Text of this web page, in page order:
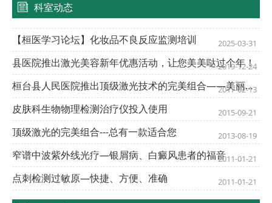
科室动态
【桓医学习论坛】化妆品不良反应监测培训 2025-03-31
县医院推出激光美容新年优惠活动，让您美美哒过个年！
2019-12-24
桓台县人民医院推出顶级激光技术的完美组合——美丽人生从这里开始
2017-02-13
皮肤科生物物理检测治疗仪投入使用 2015-09-21
顶级激光的完美组合---总有一款适合您 2013-08-19
窄谱中波紫外线光疗—银屑病、白癜风患者的福音2011-01-21
点刺检测过敏原—快捷、方便、准确 2011-01-21